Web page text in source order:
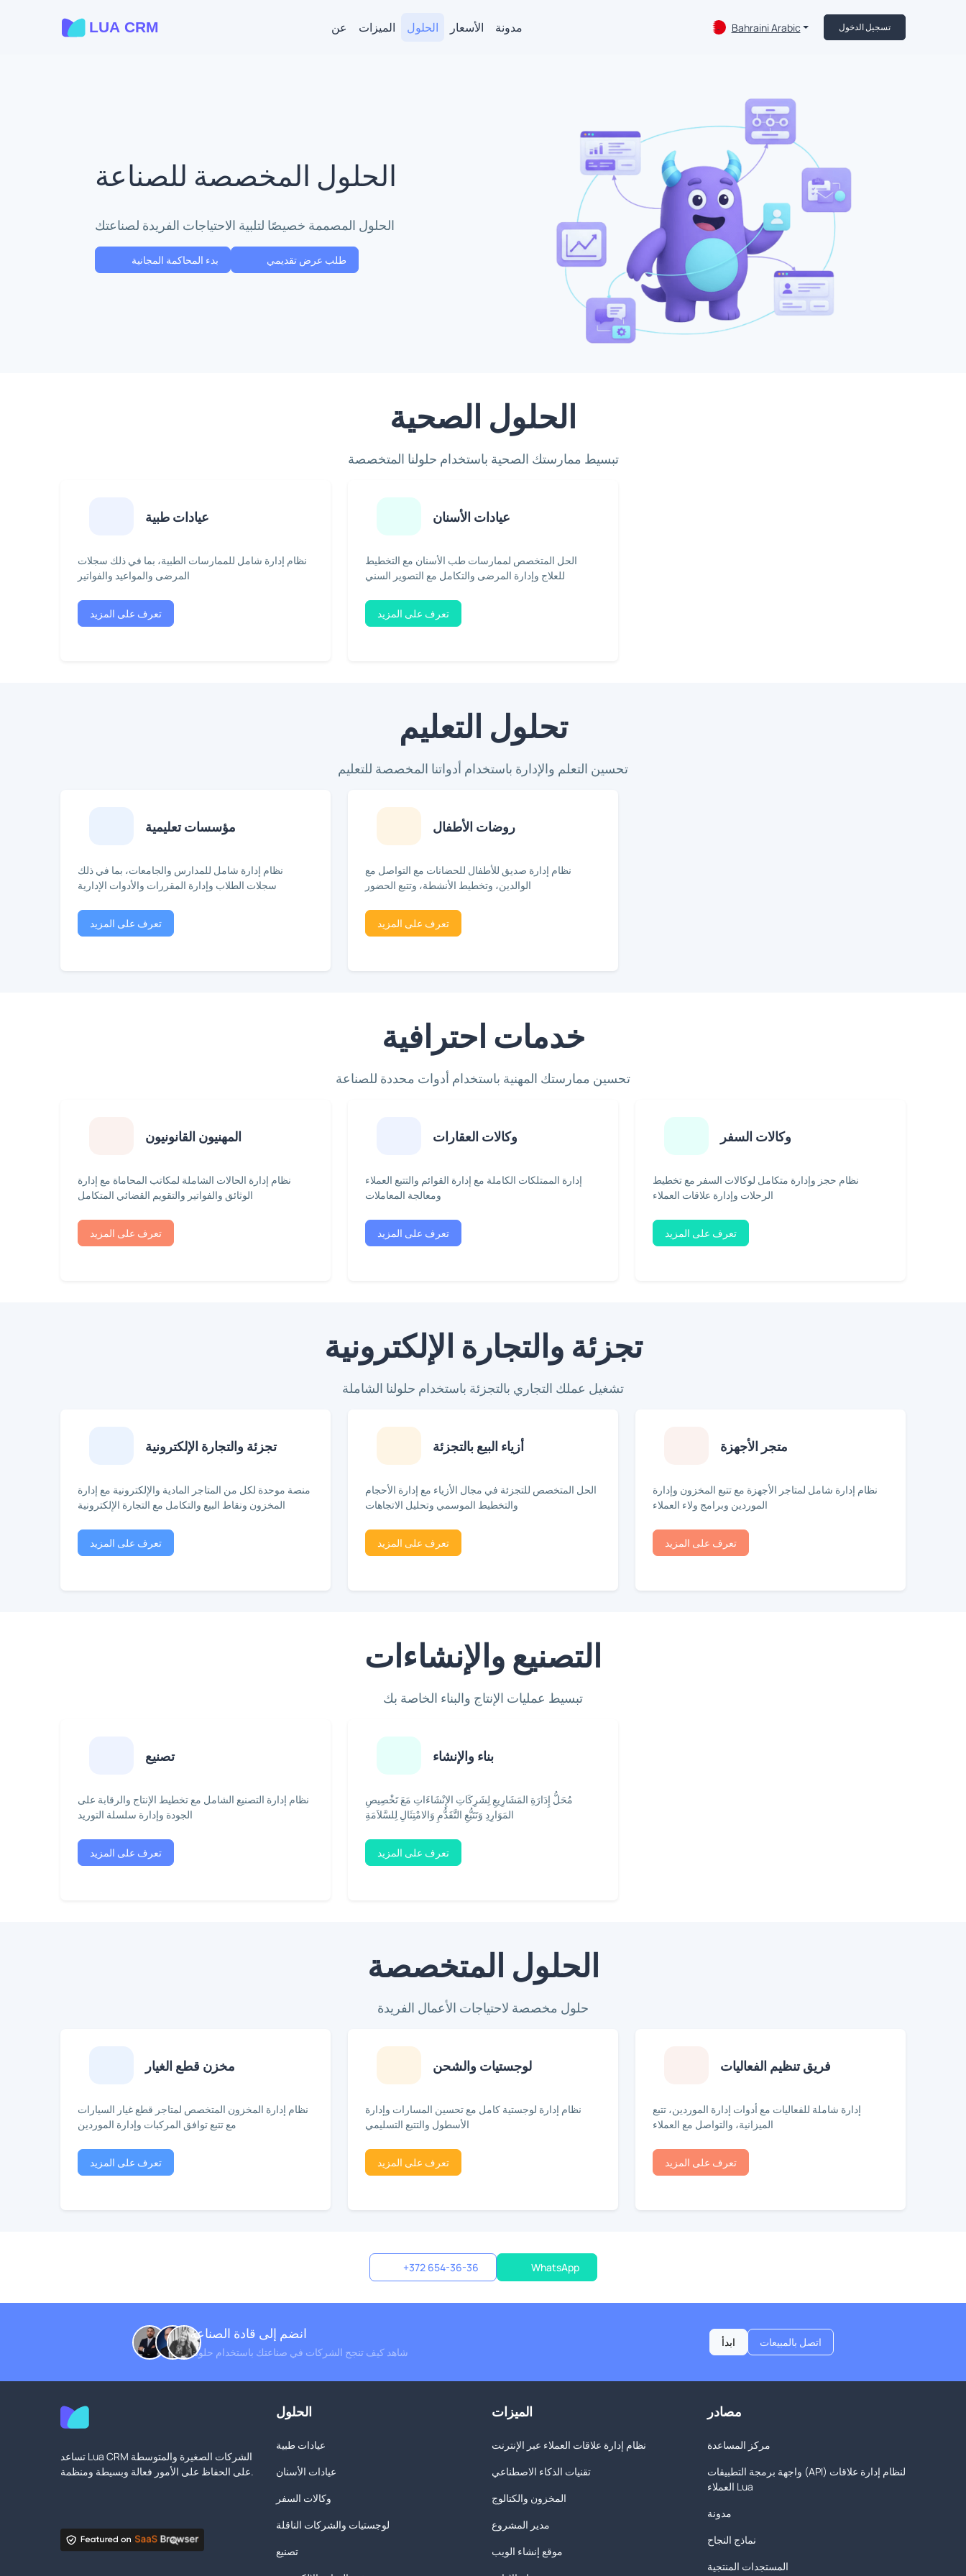
عن الميزات الحلول الأسعار مدونة Bahraini Arabic تسجيل الدخول
الحلول المخصصة للصناعة
الحلول المصممة خصيصًا لتلبية الاحتياجات الفريدة لصناعتك
بدء المحاكمة المجانية طلب عرض تقديمي
الحلول الصحية
تبسيط ممارستك الصحية باستخدام حلولنا المتخصصة
عيادات طبية
نظام إدارة شامل للممارسات الطبية، بما في ذلك سجلات
المرضى والمواعيد والفواتير
تعرف على المزيد
عيادات الأسنان
الحل المتخصص لممارسات طب الأسنان مع التخطيط
للعلاج وإدارة المرضى والتكامل مع التصوير السني
تعرف على المزيد
تحلول التعليم
تحسين التعلم والإدارة باستخدام أدواتنا المخصصة للتعليم
مؤسسات تعليمية
نظام إدارة شامل للمدارس والجامعات، بما في ذلك
سجلات الطلاب وإدارة المقررات والأدوات الإدارية
تعرف على المزيد
روضات الأطفال
نظام إدارة صديق للأطفال للحضانات مع التواصل مع
الوالدين، وتخطيط الأنشطة، وتتبع الحضور
تعرف على المزيد
خدمات احترافية
تحسين ممارستك المهنية باستخدام أدوات محددة للصناعة
المهنيون القانونيون
نظام إدارة الحالات الشاملة لمكاتب المحاماة مع إدارة
الوثائق والفواتير والتقويم القضائي المتكامل
تعرف على المزيد
وكالات العقارات
إدارة الممتلكات الكاملة مع إدارة القوائم والتتبع العملاء
ومعالجة المعاملات
تعرف على المزيد
وكالات السفر
نظام حجز وإدارة متكامل لوكالات السفر مع تخطيط
الرحلات وإدارة علاقات العملاء
تعرف على المزيد
تجزئة والتجارة الإلكترونية
تشغيل عملك التجاري بالتجزئة باستخدام حلولنا الشاملة
تجزئة والتجارة الإلكترونية
منصة موحدة لكل من المتاجر المادية والإلكترونية مع إدارة
المخزون ونقاط البيع والتكامل مع التجارة الإلكترونية
تعرف على المزيد
أزياء البيع بالتجزئة
الحل المتخصص للتجزئة في مجال الأزياء مع إدارة الأحجام
والتخطيط الموسمي وتحليل الاتجاهات
تعرف على المزيد
متجر الأجهزة
نظام إدارة شامل لمتاجر الأجهزة مع تتبع المخزون وإدارة
الموردين وبرامج ولاء العملاء
تعرف على المزيد
التصنيع والإنشاءات
تبسيط عمليات الإنتاج والبناء الخاصة بك
تصنيع
نظام إدارة التصنيع الشامل مع تخطيط الإنتاج والرقابة على
الجودة وإدارة سلسلة التوريد
تعرف على المزيد
بناء والإنشاء
مُحَلُّ إِدَارَةِ المَشَارِيعِ لِشَرِكَاتِ الإِنْشَاءَاتِ مَعَ تَخْصِيصِ
المَوَارِدِ وَتَتَبُّعِ التَّقَدُّمِ وَالامْتِثَالِ لِلسَّلاَمَةِ
تعرف على المزيد
الحلول المتخصصة
حلول مخصصة لاحتياجات الأعمال الفريدة
مخزن قطع الغيار
نظام إدارة المخزون المتخصص لمتاجر قطع غيار السيارات
مع تتبع توافق المركبات وإدارة الموردين
تعرف على المزيد
لوجستيات والشحن
نظام إدارة لوجستية كامل مع تحسين المسارات وإدارة
الأسطول والتتبع التسليمي
تعرف على المزيد
فريق تنظيم الفعاليات
إدارة شاملة للفعاليات مع أدوات إدارة الموردين، تتبع
الميزانية، والتواصل مع العملاء
تعرف على المزيد
+372 654-36-36 WhatsApp
انضم إلى قادة الصناعة
شاهد كيف تنجح الشركات في صناعتك باستخدام حلولنا
ابدأ اتصل بالمبيعات
تساعد Lua CRM الشركات الصغيرة والمتوسطة
على الحفاظ على الأمور فعالة وبسيطة ومنظمة.
الحلول
عيادات طبية
عيادات الأسنان
وكالات السفر
لوجستيات والشركات الناقلة
تصنيع
الميزات
نظام إدارة علاقات العملاء عبر الإنترنت
تقنيات الذكاء الاصطناعي
المخزون والكتالوج
مدير المشروع
موقع إنشاء الويب
مصادر
مركز المساعدة
واجهة برمجة التطبيقات (API) لنظام إدارة علاقات
العملاء Lua
مدونة
نماذج النجاح
المستجدات المنتجية